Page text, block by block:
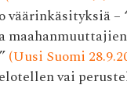
väärinkäsityksiä –
(Uusi Suomi
vai